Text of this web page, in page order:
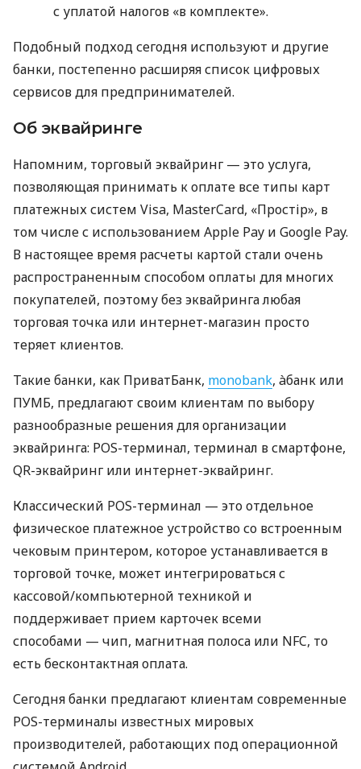
с уплатой налогов «в комплекте».
Подобный подход сегодня используют и другие
банки, постепенно расширяя список цифровых
сервисов для предпринимателей.
Об эквайринге
Напомним, торговый эквайринг — это услуга,
позволяющая принимать к оплате все типы карт
платежных систем Visa, MasterCard, «Простір», в
том числе с использованием Apple Pay и Google Pay.
В настоящее время расчеты картой стали очень
распространенным способом оплаты для многих
покупателей, поэтому без эквайринга любая
торговая точка или интернет-магазин просто
теряет клиентов.
Такие банки, как ПриватБанк, monobank, àбанк или
ПУМБ, предлагают своим клиентам по выбору
разнообразные решения для организации
эквайринга: POS-терминал, терминал в смартфоне,
QR-эквайринг или интернет-эквайринг.
Классический POS-терминал — это отдельное
физическое платежное устройство со встроенным
чековым принтером, которое устанавливается в
торговой точке, может интегрироваться с
кассовой/компьютерной техникой и
поддерживает прием карточек всеми
способами — чип, магнитная полоса или NFC, то
есть бесконтактная оплата.
Сегодня банки предлагают клиентам современные
POS-терминалы известных мировых
производителей, работающих под операционной